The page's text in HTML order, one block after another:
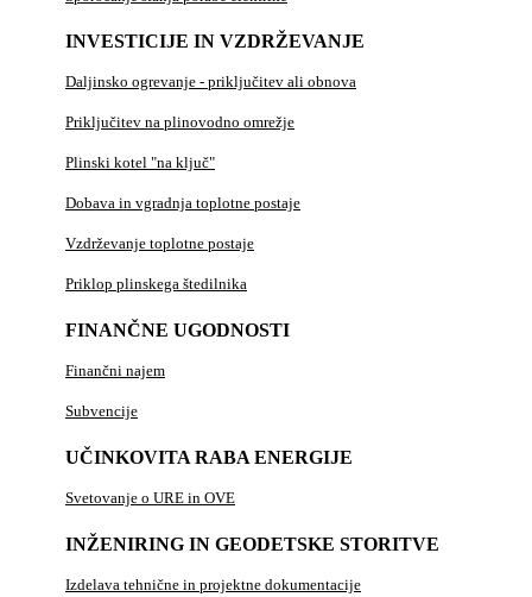
INVESTICIJE IN VZDRŽEVANJE
Daljinsko ogrevanje - priključitev ali obnova
Priključitev na plinovodno omrežje
Plinski kotel "na ključ"
Dobava in vgradnja toplotne postaje
Vzdrževanje toplotne postaje
Priklop plinskega štedilnika
FINANČNE UGODNOSTI
Finančni najem
Subvencije
UČINKOVITA RABA ENERGIJE
Svetovanje o URE in OVE
INŽENIRING IN GEODETSKE STORITVE
Izdelava tehnične in projektne dokumentacije